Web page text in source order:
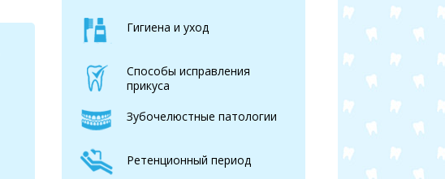
Гигиена и уход
Способы исправления
прикуса
Зубочелюстные патологии
Ретенционный период